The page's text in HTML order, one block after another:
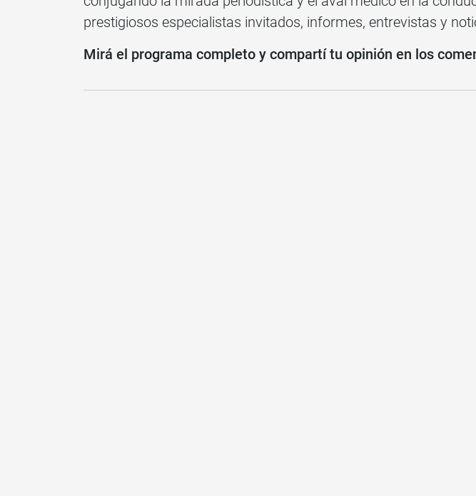
prestigiosos especialistas invitados, informes, entrevistas y
Mirá el programa completo y compartí tu opinión en los